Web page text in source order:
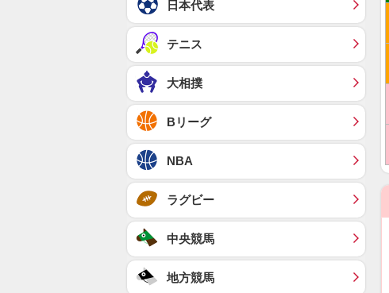
日本代表
テニス
大相撲
Bリーグ
NBA
ラグビー
中央競馬
地方競馬